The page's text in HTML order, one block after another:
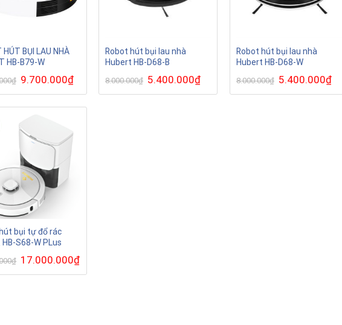
HÚT BỤI LAU NHÀ
HB-B79-W
₫ Giá
gốc
là:
9.700.000₫Giá
tại
9.700.000₫.
Robot hút bụi lau nhà
Hubert HB-D68-B
8.000.000₫ Giá
gốc
là:
5.400.000₫Giá
tại
Robot hút bụi lau nhà
Hubert HB-D68-W
8.000.000₫ Giá
gốc
là:
5.400.000₫Giá
hiện
tại
bụi tự đổ rác
S68-W PLus
₫ Giá
gốc
là:
17.000.000₫Giá
tại